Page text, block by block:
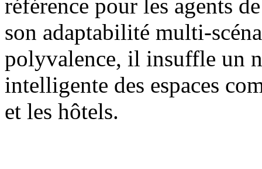
référence pour les agents
son adaptabilité multi-
polyvalence, il insuffle un
intelligente des espaces
et les hôtels.